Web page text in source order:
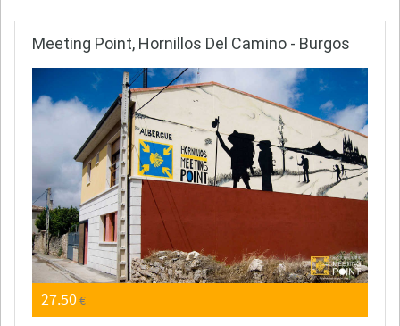
Meeting Point, Hornillos Del Camino - Burgos
27.50€